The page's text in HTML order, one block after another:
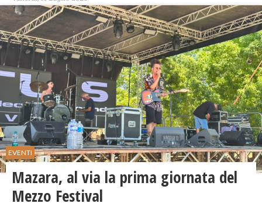
EVENTI
​Mazara, al via la prima giornata del
Mezzo Festival